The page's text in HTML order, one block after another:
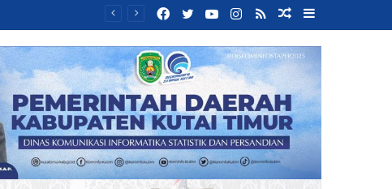
Random
Article
RSS
Instagram
YouTube
Twitter
Facebook